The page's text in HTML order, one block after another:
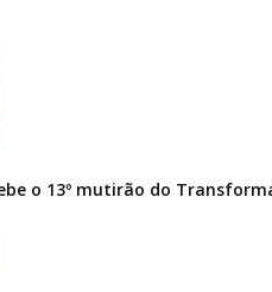
o 13º mutirão do